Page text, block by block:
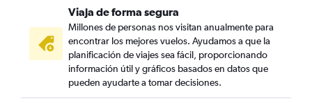
Viaja de forma segura
Millones de personas nos visitan anualmente para
encontrar los mejores vuelos. Ayudamos a que la
planificación de viajes sea fácil, proporcionando
información útil y gráficos basados en datos que
pueden ayudarte a tomar decisiones.